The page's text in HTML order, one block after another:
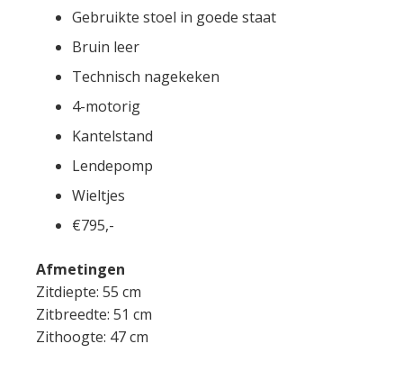
Gebruikte stoel in goede staat
Bruin leer
Technisch nagekeken
4-motorig
Kantelstand
Lendepomp
Wieltjes
€795,-
Afmetingen
Zitdiepte: 55 cm
Zitbreedte: 51 cm
Zithoogte: 47 cm